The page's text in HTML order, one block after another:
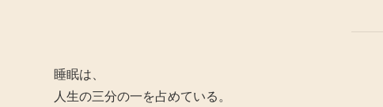
睡眠は、
人生の三分の一を占めている。